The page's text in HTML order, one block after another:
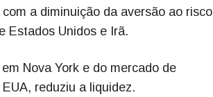
a diminuição da aversão ao risco
Estados Unidos e Irã.
Nova York e do mercado de
reduziu a liquidez.